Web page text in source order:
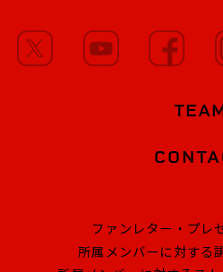
ファンレター・プレ
所属メンバーに対する